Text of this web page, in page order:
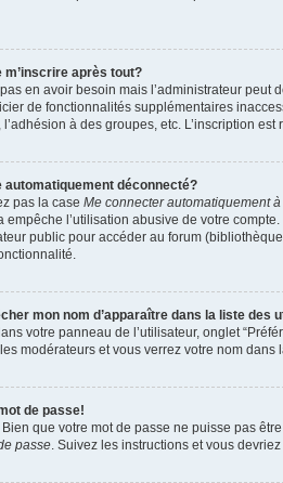
m’inscrire après tout?
en avoir besoin mais l’administrateur
de fonctionnalités supplémentaires
à des groupes, etc. L’inscription
automatiquement déconnecté?
pas la case Me connecter automatiquement
empêche l’utilisation abusive de votre
public pour accéder au forum
mon nom d’apparaître dans la liste des
votre panneau de l’utilisateur, onglet
modérateurs et vous verrez votre nom
de passe!
que votre mot de passe ne puisse pas
passe. Suivez les instructions et vous